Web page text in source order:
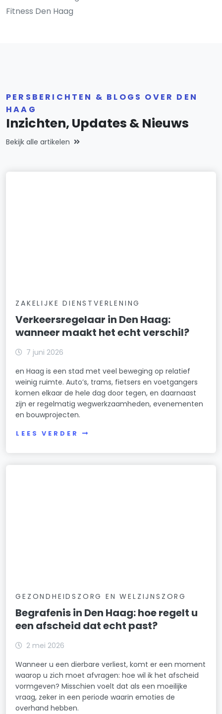
Fitness Den Haag
PERSBERICHTEN & BLOGS OVER DEN
HAAG
Inzichten, Updates & Nieuws
Bekijk alle artikelen
ZAKELIJKE DIENSTVERLENING
Verkeersregelaar in Den Haag:
wanneer maakt het echt verschil?
7 juni 2026
en Haag is een stad met veel beweging op relatief
weinig ruimte. Auto’s, trams, fietsers en voetgangers
komen elkaar de hele dag door tegen, en daarnaast
zijn er regelmatig wegwerkzaamheden, evenementen
en bouwprojecten.
LEES VERDER
GEZONDHEIDSZORG EN WELZIJNSZORG
Begrafenis in Den Haag: hoe regelt u
een afscheid dat echt past?
2 mei 2026
Wanneer u een dierbare verliest, komt er een moment
waarop u zich moet afvragen: hoe wil ik het afscheid
vormgeven? Misschien voelt dat als een moeilijke
vraag, zeker in een periode waarin emoties de
overhand hebben.